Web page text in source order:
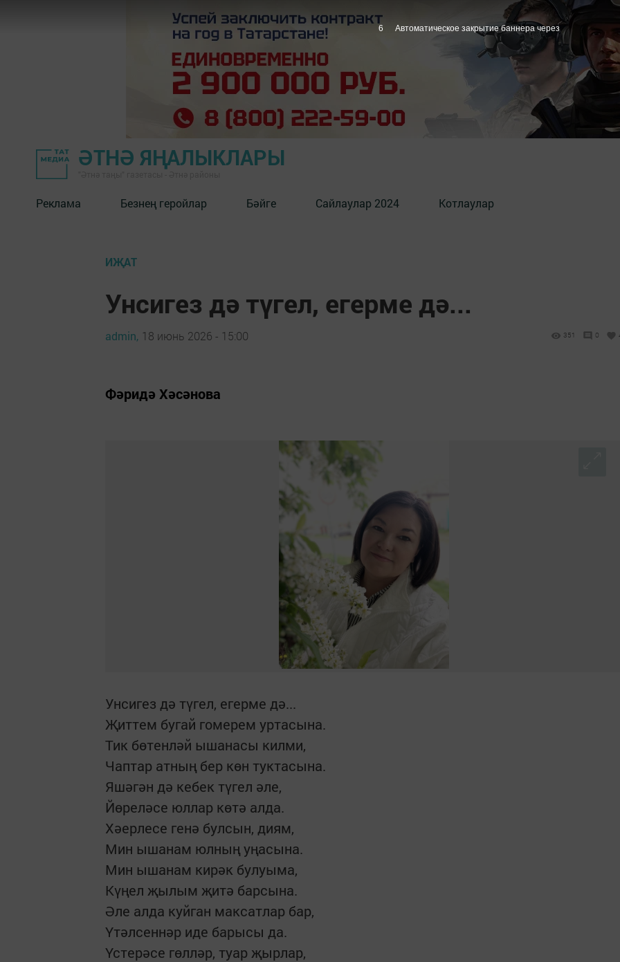
ӘТНӘ ЯҢАЛЫКЛАРЫ
Реклама Безнең геройлар Бәйге Сайлаулар 2024 Котлаулар
ИҖАТ
Унсигез дә түгел, егерме дә...
admin, 18 июнь 2026 - 15:00 351 0
Фәридә Хәсәнова
Унсигез дә түгел, егерме дә...
Җиттем бугай гомерем уртасына.
Тик бөтенләй ышанасы килми,
Чаптар атның бер көн туктасына.
Яшәгән дә кебек түгел әле,
Йөреләсе юллар көтә алда.
Хәерлесе генә булсын, диям,
Мин ышанам юлның уңасына.
Мин ышанам кирәк булуыма,
Күңел җылым җитә барсына.
Әле алда куйган максатлар бар,
Үтәлсеннәр иде барысы да.
Үстерәсе гөлләр, туар җырлар,
5 Автоматическое закрытие баннера через